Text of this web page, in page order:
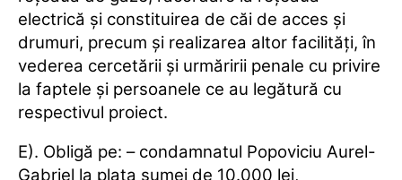
electrică şi constituirea de căi de acces şi
drumuri, precum şi realizarea altor facilităţi, în
vederea cercetării şi urmăririi penale cu privire
la faptele şi persoanele ce au legătură cu
respectivul proiect.
E). Obligă pe: – condamnatul Popoviciu Aurel-
Gabriel la plata sumei de 10.000 lei,